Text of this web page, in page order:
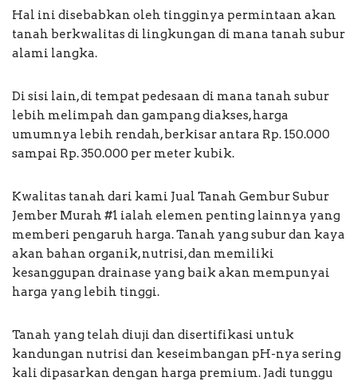
Hal ini disebabkan oleh tingginya permintaan akan
tanah berkwalitas di lingkungan di mana tanah subur
alami langka.
Di sisi lain, di tempat pedesaan di mana tanah subur
lebih melimpah dan gampang diakses, harga
umumnya lebih rendah, berkisar antara Rp. 150.000
sampai Rp. 350.000 per meter kubik.
Kwalitas tanah dari kami Jual Tanah Gembur Subur
Jember Murah #1 ialah elemen penting lainnya yang
memberi pengaruh harga. Tanah yang subur dan kaya
akan bahan organik, nutrisi, dan memiliki
kesanggupan drainase yang baik akan mempunyai
harga yang lebih tinggi.
Tanah yang telah diuji dan disertifikasi untuk
kandungan nutrisi dan keseimbangan pH-nya sering
kali dipasarkan dengan harga premium. Jadi tunggu